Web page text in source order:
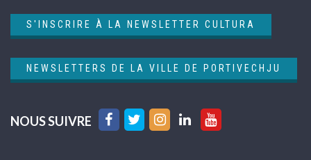
S'INSCRIRE À LA NEWSLETTER CULTURA
NEWSLETTERS DE LA VILLE DE PORTIVECHJU
NOUS SUIVRE
Lien
Lien
Lien
Lien